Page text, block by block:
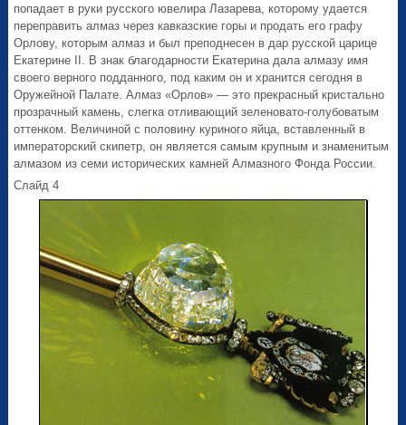
попадает в руки русского ювелира Лазарева, которому удается
переправить алмаз через кавказские горы и продать его графу
Орлову, которым алмаз и был преподнесен в дар русской царице
Екатерине II. В знак благодарности Екатерина дала алмазу имя
своего верного подданного, под каким он и хранится сегодня в
Оружейной Палате. Алмаз «Орлов» — это прекрасный кристально
прозрачный камень, слегка отливающий зеленовато-голубоватым
оттенком. Величиной с половину куриного яйца, вставленный в
императорский скипетр, он является самым крупным и знаменитым
алмазом из семи исторических камней Алмазного Фонда России.
Слайд 4